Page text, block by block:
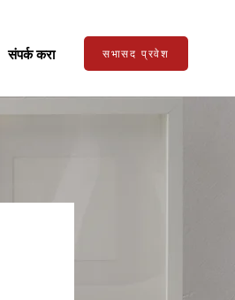
संपर्क करा सभासद प्रवेश